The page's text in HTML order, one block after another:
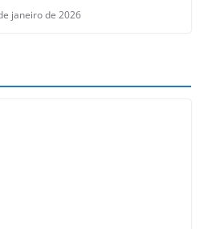
janeiro de 2026